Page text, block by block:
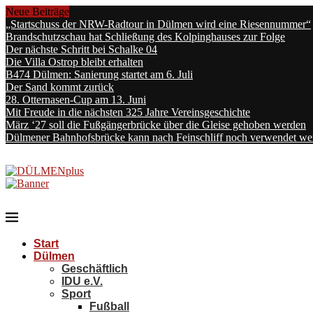
Neue Beiträge
„Startschuss der NRW-Radtour in Dülmen wird eine Riesennummer“
Brandschutzschau hat Schließung des Kolpinghauses zur Folge
Der nächste Schritt bei Schalke 04
Die Villa Ostrop bleibt erhalten
B474 Dülmen: Sanierung startet am 6. Juli
Der Sand kommt zurück
28. Otternasen-Cup am 13. Juni
Mit Freude in die nächsten 325 Jahre Vereinsgeschichte
März ‘27 soll die Fußgängerbrücke über die Gleise gehoben werden
Dülmener Bahnhofsbrücke kann nach Feinschliff noch verwendet
Start
Dülmen
Geschäftlich
IDU e.V.
Sport
Fußball